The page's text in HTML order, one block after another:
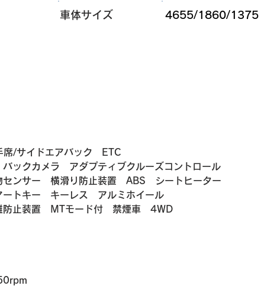
​車体サイズ 4655/1860/1375
/サイドエアバック　ETC
バックカメラ　アダプティブクルーズコントロール
センサー　横滑り防止装置　ABS　シートヒーター
ートキー　キーレス　アルミホイール
止装置　MTモード付　禁煙車　4WD